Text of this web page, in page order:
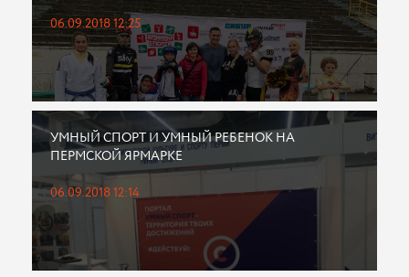
06.09.2018 12:25
УМНЫЙ СПОРТ И УМНЫЙ РЕБЕНОК НА
ПЕРМСКОЙ ЯРМАРКЕ
06.09.2018 12:14